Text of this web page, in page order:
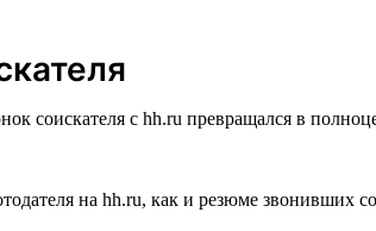
соискателя с hh.ru превращался в
на hh.ru, как и резюме звонивших